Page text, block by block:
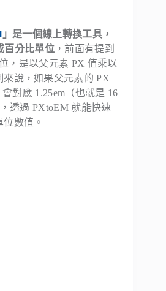
」是一個線上轉換工具，
百分比單位 ，前面有提到
，是以父元素 PX 值乘以
說，如果父元素的 PX
對應 1.25em（也就是 16
透過 PXtoEM 就能快速
數值。